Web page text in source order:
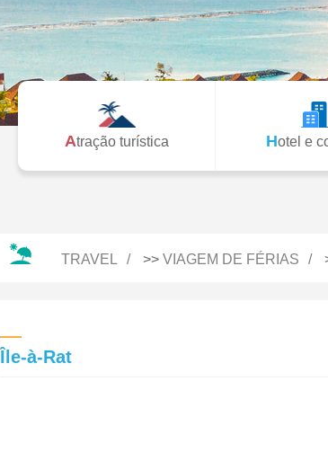
Atração turística Hotel e
TRAVEL >> VIAGEM DE FÉRIAS
Île-à-Rat